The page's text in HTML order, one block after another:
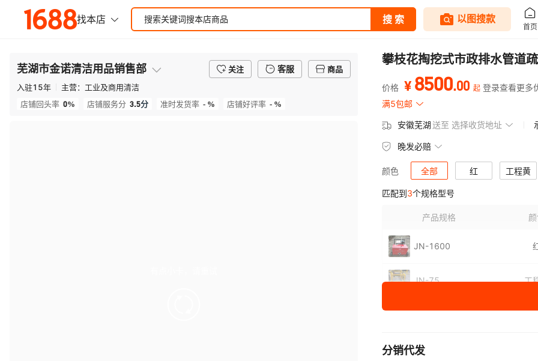
芜湖市金诺清洁用品销售部 关注 客服
商品
入驻15年 主营： 工业及商用清洁
店铺回头率 0% 店铺服务分 3.5分 准时发货率 - % 店铺好评率 - %
攀枝花掏挖式市政排水管道
价格 ¥ 8500.00 起 登录查看更多
满5包邮
安徽芜湖送至 选择收货地址
晚发必赔
颜色 全部 红 工程黄
匹配到3个规格型号
产品规格
JN-1600
JN-75 工
分销代发